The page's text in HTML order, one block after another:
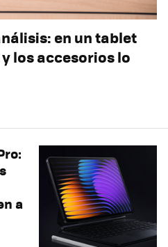
en un tablet
los accesorios lo
a